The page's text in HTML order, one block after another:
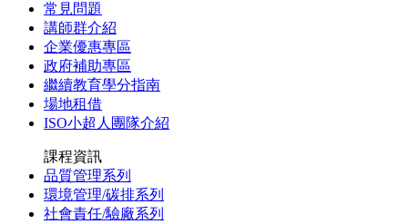
常見問題
講師群介紹
企業優惠專區
政府補助專區
繼續教育學分指南
場地租借
ISO小超人團隊介紹
課程資訊
品質管理系列
環境管理/碳排系列
社會責任/驗廠系列